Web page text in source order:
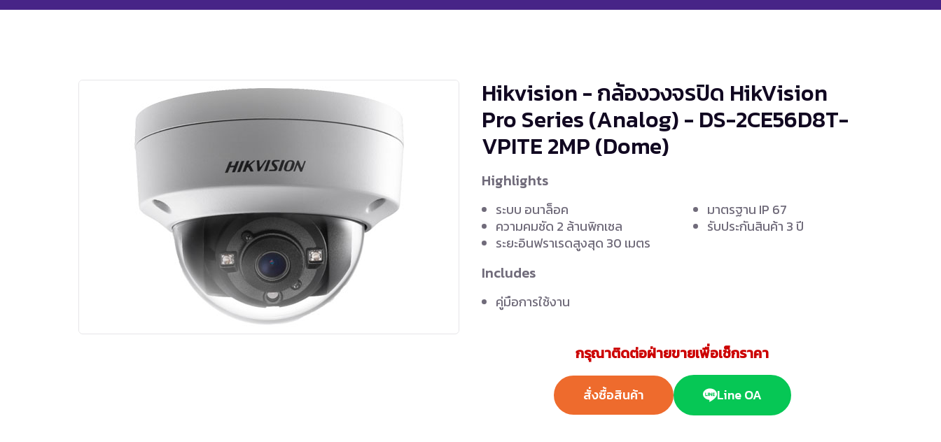
Hikvision - กล้องวงจรปิด HikVision
Pro Series (Analog) - DS-2CE56D8T-
VPITE2MP (Dome)
Highlights
ระบบ อนาล็อค
ความคมชัด 2 ล้านพิกเซล
ระยะอินฟราเรดสูงสุด 30 เมตร
มาตรฐาน IP 67
รับประกันสินค้า 3 ปี
Includes
คู่มือการใช้งาน
กรุณาติดต่อฝ่ายขายเพื่อเช็กราคา
สั่งซื้อสินค้า Line OA